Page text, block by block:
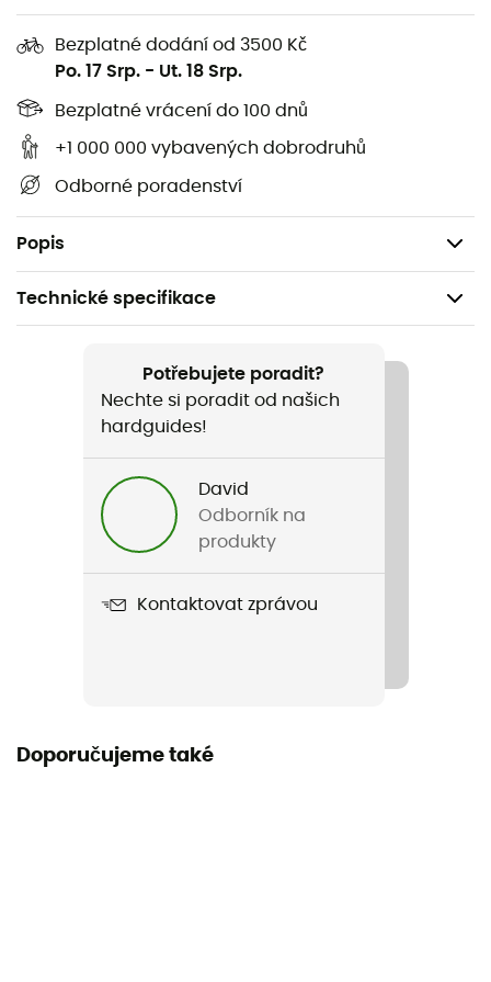
Bezplatné dodání od 3500 Kč
Po. 17 Srp. - Ut. 18 Srp.
Bezplatné vrácení do 100 dnů
+1 000 000 vybavených dobrodruhů
Odborné poradenství
Popis
Kompatibilita: Copper Spur UL2 XL vybavené
sponami Tiplok™
Materiály: Tkanina Hyperbead, Nylon Ripstop 30D s
povlakem ze silikonu a polyuretanu, bez PFAS
Voděodolnost: 1500 mm
Velikost balení: 10 x 11,5 x 2,5 cm
Hmotnost: 170 g
Technické specifikace
Pěší turistika / Trekking / Bivakování
Název produktu
Footprint Copper Spur UL2 XL
Potřebujete poradit?
Nechte si poradit od našich
hardguides!
David
Odborník na
produkty
Kontaktovat zprávou
Doporučujeme také